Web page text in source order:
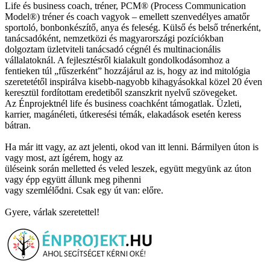
Life és business coach, tréner, PCM® (Process Communication
Model®) tréner és coach vagyok – emellett szenvedélyes amatőr
sportoló, bonbonkészítő, anya és feleség. Külső és belső trénerként,
tanácsadóként, nemzetközi és magyarországi pozíciókban
dolgoztam üzletviteli tanácsadó cégnél és multinacionális
vállalatoknál. A fejlesztésről kialakult gondolkodásomhoz a
fentieken túl „fűszerként” hozzájárul az is, hogy az ind mitológia
szeretetétől inspirálva kisebb-nagyobb kihagyásokkal közel 20 éven
keresztül fordítottam eredetiből szanszkrit nyelvű szövegeket.
Az Énprojektnél life és business coachként támogatlak. Üzleti,
karrier, magánéleti, útkeresési témák, elakadások esetén keress
bátran.
Ha már itt vagy, az azt jelenti, okod van itt lenni. Bármilyen úton is
vagy most, azt ígérem, hogy az
üléseink során melletted és veled leszek, együtt megyünk az úton
vagy épp együtt állunk meg pihenni
vagy szemlélődni. Csak egy út van: előre.
Gyere, várlak szeretettel!